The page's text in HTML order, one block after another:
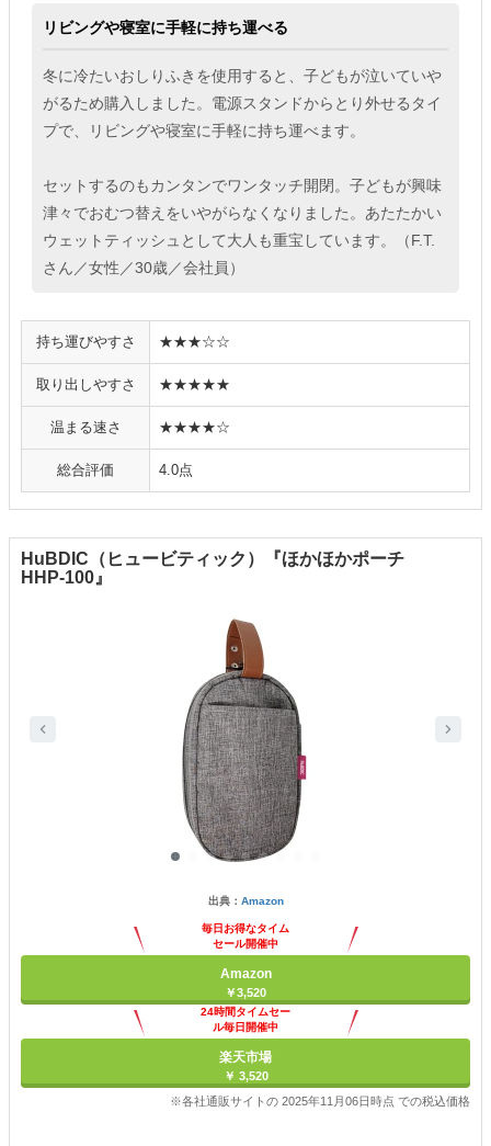
リビングや寝室に手軽に持ち運べる
冬に冷たいおしりふきを使用すると、子どもが泣いていや
がるため購入しました。電源スタンドからとり外せるタイ
プで、リビングや寝室に手軽に持ち運べます。
セットするのもカンタンでワンタッチ開閉。子どもが興味
津々でおむつ替えをいやがらなくなりました。あたたかい
ウェットティッシュとして大人も重宝しています。（F.T.
さん／女性／30歳／会社員）
持ち運びやすさ ★★★☆☆
取り出しやすさ ★★★★★
温まる速さ ★★★★☆
総合評価 4.0点
HuBDIC（ヒュービティック）『ほかほかポーチ
HHP-100』
出典： Amazon
毎日お得なタイム
セール開催中
Amazon
￥3,520
24時間タイムセー
ル毎日開催中
楽天市場
￥ 3,520
※各社通販サイトの 2025年11月06日時点 での税込価格